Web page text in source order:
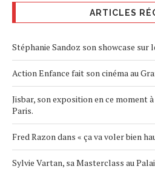
ARTICLES
Stéphanie Sandoz son showcase sur
Action Enfance fait son cinéma au
Jisbar, son exposition en ce moment
Paris.
Fred Razon dans « ça va voler bien
Sylvie Vartan, sa Masterclass au